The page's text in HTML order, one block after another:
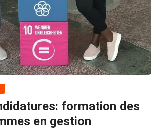
formation des
en gestion